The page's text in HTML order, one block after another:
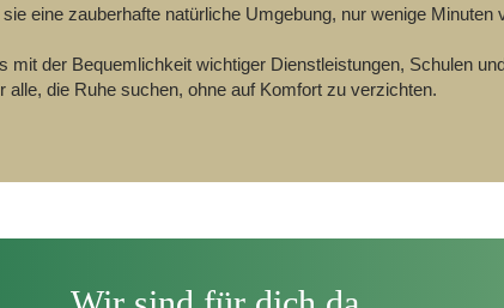
eine zauberhafte natürliche Umgebung, nur wenige
mit der Bequemlichkeit wichtiger Dienstleistungen, Schulen
alle, die Ruhe suchen, ohne auf Komfort zu verzichten.